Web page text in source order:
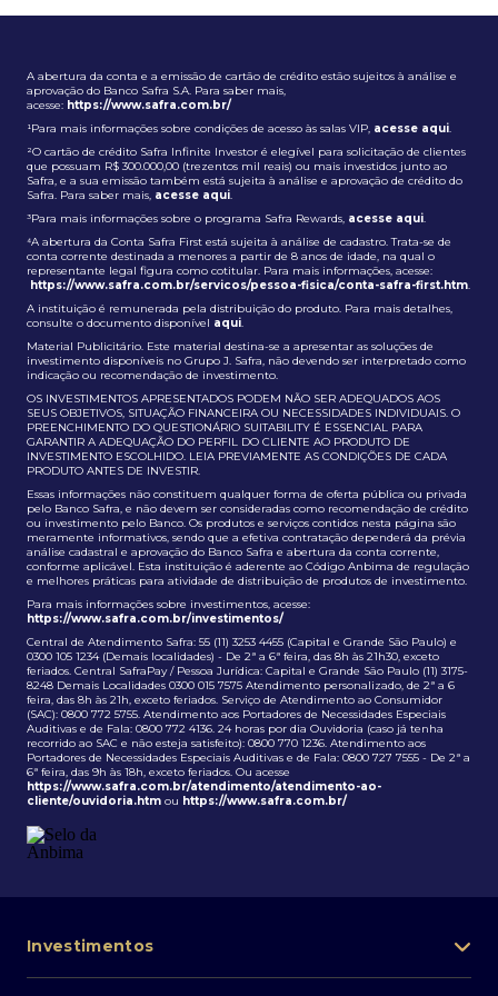
A abertura da conta e a emissão de cartão de crédito estão sujeitos à análise e
aprovação do Banco Safra S.A. Para saber mais,
acesse: https://www.safra.com.br/
¹Para mais informações sobre condições de acesso às salas VIP, acesse aqui.
²O cartão de crédito Safra Infinite Investor é elegível para solicitação de clientes
que possuam R$ 300.000,00 (trezentos mil reais) ou mais investidos junto ao
Safra, e a sua emissão também está sujeita à análise e aprovação de crédito do
Safra. Para saber mais, acesse aqui.
³Para mais informações sobre o programa Safra Rewards, acesse aqui.
⁴A abertura da Conta Safra First está sujeita à análise de cadastro. Trata-se de
conta corrente destinada a menores a partir de 8 anos de idade, na qual o
representante legal figura como cotitular. Para mais informações, acesse:
https://www.safra.com.br/servicos/pessoa-fisica/conta-safra-first.htm.
A instituição é remunerada pela distribuição do produto. Para mais detalhes,
consulte o documento disponível aqui.
Material Publicitário. Este material destina-se a apresentar as soluções de
investimento disponíveis no Grupo J. Safra, não devendo ser interpretado como
indicação ou recomendação de investimento.
OS INVESTIMENTOS APRESENTADOS PODEM NÃO SER ADEQUADOS AOS
SEUS OBJETIVOS, SITUAÇÃO FINANCEIRA OU NECESSIDADES INDIVIDUAIS. O
PREENCHIMENTO DO QUESTIONÁRIO SUITABILITY É ESSENCIAL PARA
GARANTIR A ADEQUAÇÃO DO PERFIL DO CLIENTE AO PRODUTO DE
INVESTIMENTO ESCOLHIDO. LEIA PREVIAMENTE AS CONDIÇÕES DE CADA
PRODUTO ANTES DE INVESTIR.
Essas informações não constituem qualquer forma de oferta pública ou privada
pelo Banco Safra, e não devem ser consideradas como recomendação de crédito
ou investimento pelo Banco. Os produtos e serviços contidos nesta página são
meramente informativos, sendo que a efetiva contratação dependerá da prévia
análise cadastral e aprovação do Banco Safra e abertura da conta corrente,
conforme aplicável. Esta instituição é aderente ao Código Anbima de regulação
e melhores práticas para atividade de distribuição de produtos de investimento.
Para mais informações sobre investimentos, acesse:
https://www.safra.com.br/investimentos/
Central de Atendimento Safra: 55 (11) 3253 4455 (Capital e Grande São Paulo) e
0300 105 1234 (Demais localidades) - De 2ª a 6ª feira, das 8h às 21h30, exceto
feriados. Central SafraPay / Pessoa Jurídica: Capital e Grande São Paulo (11) 3175-
8248 Demais Localidades 0300 015 7575 Atendimento personalizado, de 2ª a 6
feira, das 8h às 21h, exceto feriados. Serviço de Atendimento ao Consumidor
(SAC): 0800 772 5755. Atendimento aos Portadores de Necessidades Especiais
Auditivas e de Fala: 0800 772 4136. 24 horas por dia Ouvidoria (caso já tenha
recorrido ao SAC e não esteja satisfeito): 0800 770 1236. Atendimento aos
Portadores de Necessidades Especiais Auditivas e de Fala: 0800 727 7555 - De 2ª a
6ª feira, das 9h às 18h, exceto feriados. Ou acesse
https://www.safra.com.br/atendimento/atendimento-ao-
cliente/ouvidoria.htm ou https://www.safra.com.br/
Investimentos